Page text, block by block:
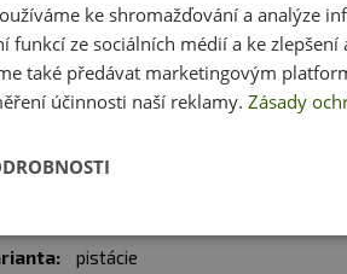
Alergeny ve složení produktu
%,
Zobrazit celé
Recenze
pistácie
ke shromažďování a analýze
funkcí ze sociálních médií a ke
také předávat marketingovým
účinnosti naší reklamy. Zásady